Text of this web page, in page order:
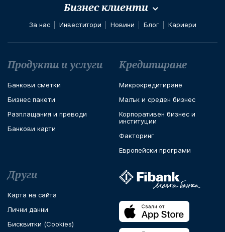
Бизнес клиенти
За нас Инвеститори Новини Блог Кариери
Футър навигация
Продукти и услуги
Банкови сметки
Бизнес пакети
Разплащания и преводи
Банкови карти
Кредитиране
Микрокрeдитиране
Малък и среден бизнес
Корпоративен бизнес и
институции
Факторинг
Европейски програми
Други
Карта на сайта
Лични данни
Бисквитки (Cookies)